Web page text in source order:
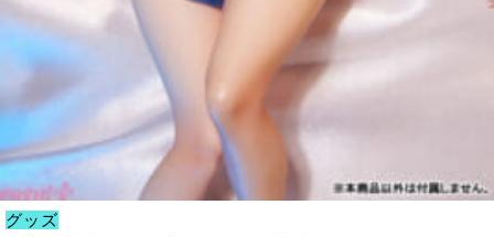
グッズ